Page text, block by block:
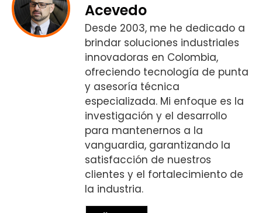
Acevedo
Desde 2003, me he dedicado a
brindar soluciones industriales
innovadoras en Colombia,
ofreciendo tecnología de punta
y asesoría técnica
especializada. Mi enfoque es la
investigación y el desarrollo
para mantenernos a la
vanguardia, garantizando la
satisfacción de nuestros
clientes y el fortalecimiento de
la industria.